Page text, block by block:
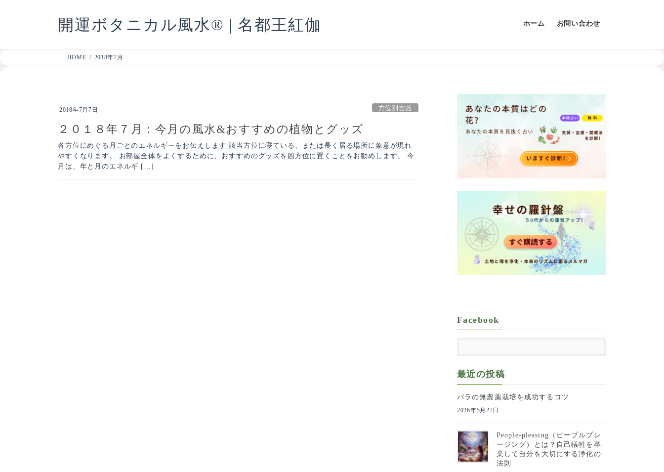
ン
ー
開運ボタニカル風水® | 名都王紅伽 ホーム お問い合わせ
HOME 2018年7月
2018年7月7日 方位別吉凶
２０１８年７月：今月の風水&おすすめの植物とグッズ
各方位にめぐる月ごとのエネルギーをお伝えします 該当方位に寝ている、または長く居る場所に象意が現れ
やすくなります。 お部屋全体をよくするために、おすすめのグッズを凶方位に置くことをお勧めします。 今
月は、年と月のエネルギ […]
Facebook
最近の投稿
バラの無農薬栽培を成功するコツ
2026年5月27日
People-pleasing（ピープルプレ
ージング）とは？自己犠牲を卒
業して自分を大切にする浄化の
法則